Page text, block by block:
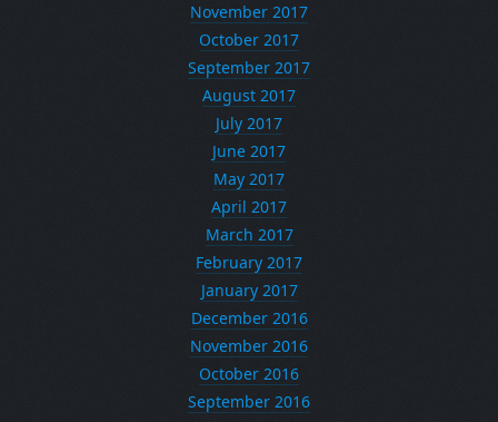
November 2017
October 2017
September 2017
August 2017
July 2017
June 2017
May 2017
April 2017
March 2017
February 2017
January 2017
December 2016
November 2016
October 2016
September 2016